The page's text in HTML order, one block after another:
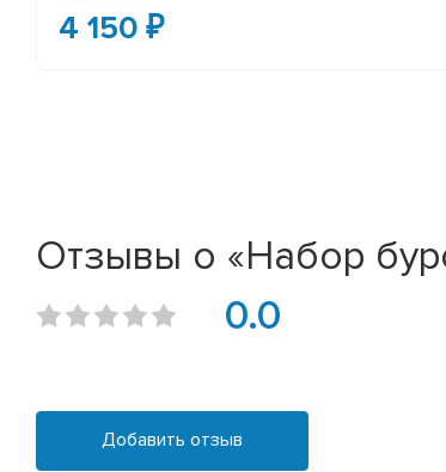
4 150 ₽
Отзывы о «Набор
0.0
Добавить отзыв